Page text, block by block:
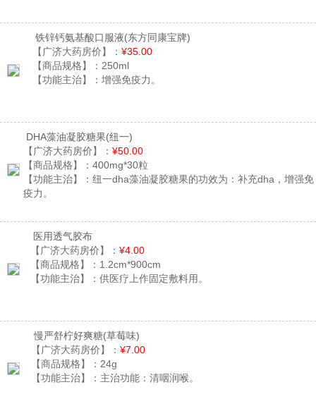
铁锌钙氨基酸口服液(东方同康宝牌)
【广济大药房价】： ¥35.00
【商品规格】： 250ml
【功能主治】： 增强免疫力。
DHA藻油凝胶糖果(纽一)
【广济大药房价】： ¥50.00
【商品规格】： 400mg*30粒
【功能主治】： 纽一dha藻油凝胶糖果的功效为：补充dha，增强免
疫力。
医用透气胶布
【广济大药房价】： ¥4.00
【商品规格】： 1.2cm*900cm
【功能主治】： 供医疗上作固定敷料用。
慢严舒柠好爽糖(草莓味)
【广济大药房价】： ¥7.00
【商品规格】： 24g
【功能主治】： 主治功能：清咽润喉。